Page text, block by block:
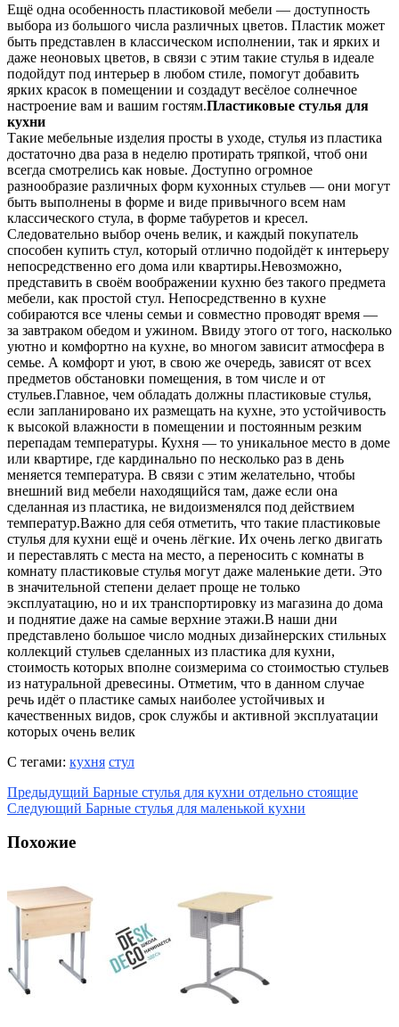
Ещё одна особенность пластиковой мебели — доступность
выбора из большого числа различных цветов. Пластик может
быть представлен в классическом исполнении, так и ярких и
даже неоновых цветов, в связи с этим такие стулья в идеале
подойдут под интерьер в любом стиле, помогут добавить
ярких красок в помещении и создадут весёлое солнечное
настроение вам и вашим гостям.Пластиковые стулья для
кухни
Такие мебельные изделия просты в уходе, стулья из пластика
достаточно два раза в неделю протирать тряпкой, чтоб они
всегда смотрелись как новые. Доступно огромное
разнообразие различных форм кухонных стульев — они могут
быть выполнены в форме и виде привычного всем нам
классического стула, в форме табуретов и кресел.
Следовательно выбор очень велик, и каждый покупатель
способен купить стул, который отлично подойдёт к интерьеру
непосредственно его дома или квартиры.Невозможно,
представить в своём воображении кухню без такого предмета
мебели, как простой стул. Непосредственно в кухне
собираются все члены семьи и совместно проводят время —
за завтраком обедом и ужином. Ввиду этого от того, насколько
уютно и комфортно на кухне, во многом зависит атмосфера в
семье. А комфорт и уют, в свою же очередь, зависят от всех
предметов обстановки помещения, в том числе и от
стульев.Главное, чем обладать должны пластиковые стулья,
если запланировано их размещать на кухне, это устойчивость
к высокой влажности в помещении и постоянным резким
перепадам температуры. Кухня — то уникальное место в доме
или квартире, где кардинально по несколько раз в день
меняется температура. В связи с этим желательно, чтобы
внешний вид мебели находящийся там, даже если она
сделанная из пластика, не видоизменялся под действием
температур.Важно для себя отметить, что такие пластиковые
стулья для кухни ещё и очень лёгкие. Их очень легко двигать
и переставлять с места на место, а переносить с комнаты в
комнату пластиковые стулья могут даже маленькие дети. Это
в значительной степени делает проще не только
эксплуатацию, но и их транспортировку из магазина до дома
и поднятие даже на самые верхние этажи.В наши дни
представлено большое число модных дизайнерских стильных
коллекций стульев сделанных из пластика для кухни,
стоимость которых вполне соизмерима со стоимостью стульев
из натуральной древесины. Отметим, что в данном случае
речь идёт о пластике самых наиболее устойчивых и
качественных видов, срок службы и активной эксплуатации
которых очень велик
С тегами: кухня стул
Предыдущий Барные стулья для кухни отдельно стоящие
Следующий Барные стулья для маленькой кухни
Похожие